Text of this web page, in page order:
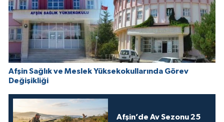
Afşin Sağlık ve Meslek Yüksekokullarında Görev
Değişikliği
Afşin’de Av Sezonu 25